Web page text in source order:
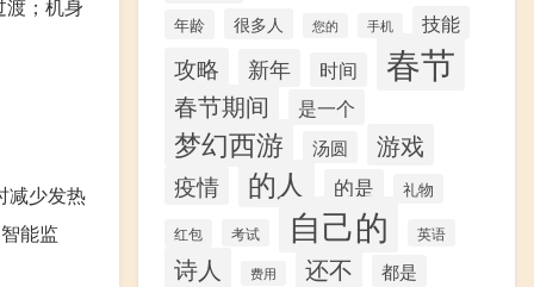
；机身
减少发热
能监
年龄 很多人 您的 手机 技能
攻略 新年 时间 春节
春节期间 是一个
梦幻西游 汤圆 游戏
疫情 的人 的是 礼物
红包 考试 自己的 英语
诗人 费用 还不 都是